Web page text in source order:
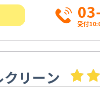
受付
リーン